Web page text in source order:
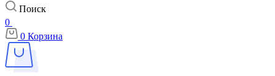
Поиск
0
0 Корзина